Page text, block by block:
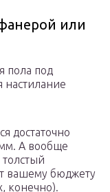
или
пола под
настилание
достаточно
А вообще
вашему бюджету
конечно).